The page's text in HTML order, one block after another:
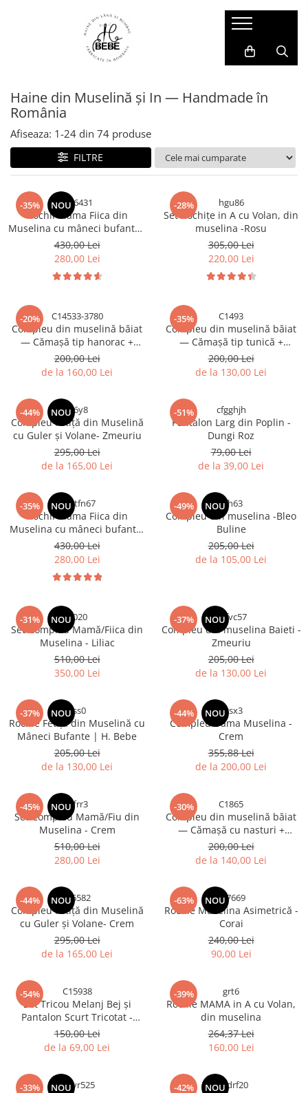
Muselina / Bumbac / IN
Set mama - copil
Hanorace și Jachete
Jachete
Compleuri și Pantaloni
Pantaloni
Prim strat
Salopete Impermeabile
Salopete din Bumbac
Accesorii Copii
Căciulițe
Haine din Muselină și In — Handmade în
România
Afiseaza: 1-24 din 74 produse
FILTRE
-35% NOUtfh6431
Rochii Mama Fiica din
Muselina cu mâneci bufante -
Zmeuriu
430,00 Lei
280,00 Lei
-28% hgu86
Set Rochițe in A cu Volan, din
muselina -Rosu
305,00 Lei
220,00 Lei
-20% C14533-3780
Compleu din muselină băiat
— Cămașă tip hanorac +
Pantalon |Albastru| H. Bebe
200,00 Lei
de la 160,00 Lei
-35% C1493
Compleu din muselină băiat
— Cămașă tip tunică +
Pantalon | Albastru | H. Bebe
200,00 Lei
de la 130,00 Lei
-44% NOUbi6y8
Compleu Fetiță din Muselină
cu Guler și Volane- Zmeuriu
295,00 Lei
de la 165,00 Lei
-51% cfgghjh
Pantalon Larg din Poplin -
Dungi Roz
79,00 Lei
de la 39,00 Lei
-35% NOU
ghgtfn67
Rochii Mama Fiica din
Muselina cu mâneci bufante-
Fucsia
430,00 Lei
280,00 Lei
-49% NOUgfh63
Compleu din muselina -Bleo
Buline
205,00 Lei
de la 105,00 Lei
-31% NOUlil020
Set Compleu Mamă/Fiica din
Muselina - Liliac
510,00 Lei
350,00 Lei
-37% NOUvdfvc57
Compleu din muselina Baieti -
Zmeuriu
205,00 Lei
de la 130,00 Lei
-37% NOUsss0
Rochie Fetița din Muselină cu
Mâneci Bufante | H. Bebe
205,00 Lei
de la 130,00 Lei
-44% NOUdcsx3
Compleu Dama Muselina -
Crem
355,88 Lei
de la 200,00 Lei
-45% NOUrffrr3
Set Compleu Mamă/Fiu din
Muselina - Crem
510,00 Lei
280,00 Lei
-30% C1865
Compleu din muselină băiat
— Cămașă cu nasturi +
Pantalon | Albastru| H. Bebe
200,00 Lei
de la 140,00 Lei
-44% NOUbi6582
Compleu Fetiță din Muselină
cu Guler și Volane- Crem
295,00 Lei
de la 165,00 Lei
-63% NOU367669
Rochie Muselina Asimetrică -
Corai
240,00 Lei
90,00 Lei
-54% C15938
Set Tricou Melanj Bej și
Pantalon Scurt Tricotat -
Dungi Maro Alb
150,00 Lei
de la 69,00 Lei
-39% grt6
Rochie MAMA in A cu Volan,
din muselina
264,37 Lei
160,00 Lei
-33% NOU
dfgvr525 -42% NOUdfgdrf20